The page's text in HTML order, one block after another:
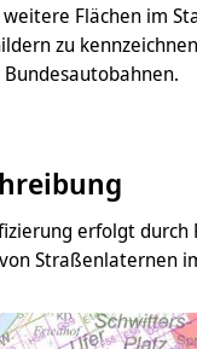
weitere Flächen im
zu
erfolgt durch
Straßenlaternen